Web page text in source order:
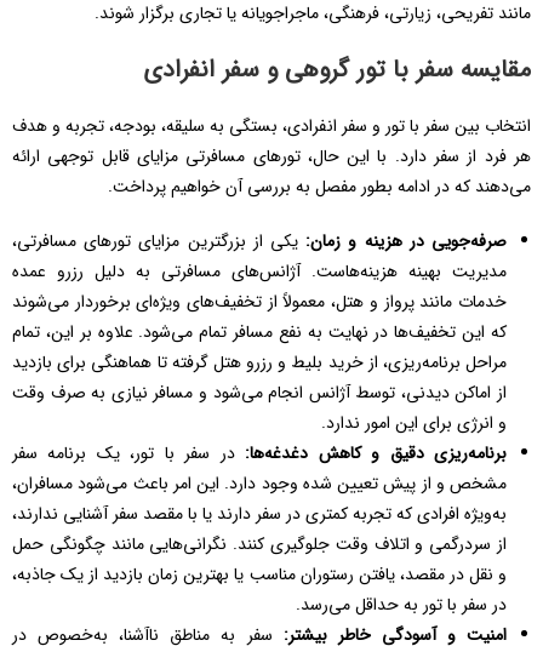
مانند تفریحی، زیارتی، فرهنگی، ماجراجویانه یا تجاری برگزار شوند.
مقایسه سفر با تور گروهی و سفر انفرادی
انتخاب بین سفر با تور و سفر انفرادی، بستگی به سلیقه، بودجه، تجربه و هدف
هر فرد از سفر دارد. با این حال، تورهای مسافرتی مزایای قابل توجهی ارائه
می‌دهند که در ادامه بطور مفصل به بررسی آن خواهیم پرداخت.
صرفه‌جویی در هزینه و زمان: یکی از بزرگترین مزایای تورهای مسافرتی،
مدیریت بهینه هزینه‌هاست. آژانس‌های مسافرتی به دلیل رزرو عمده
خدمات مانند پرواز و هتل، معمولاً از تخفیف‌های ویژه‌ای برخوردار می‌شوند
که این تخفیف‌ها در نهایت به نفع مسافر تمام می‌شود. علاوه بر این، تمام
مراحل برنامه‌ریزی، از خرید بلیط و رزرو هتل گرفته تا هماهنگی برای بازدید
از اماکن دیدنی، توسط آژانس انجام می‌شود و مسافر نیازی به صرف وقت
و انرژی برای این امور ندارد.
برنامه‌ریزی دقیق و کاهش دغدغه‌ها: در سفر با تور، یک برنامه سفر
مشخص و از پیش تعیین شده وجود دارد. این امر باعث می‌شود مسافران،
به‌ویژه افرادی که تجربه کمتری در سفر دارند یا با مقصد سفر آشنایی ندارند،
از سردرگمی و اتلاف وقت جلوگیری کنند. نگرانی‌هایی مانند چگونگی حمل
و نقل در مقصد، یافتن رستوران مناسب یا بهترین زمان بازدید از یک جاذبه،
در سفر با تور به حداقل می‌رسد.
امنیت و آسودگی خاطر بیشتر: سفر به مناطق ناآشنا، به‌خصوص در